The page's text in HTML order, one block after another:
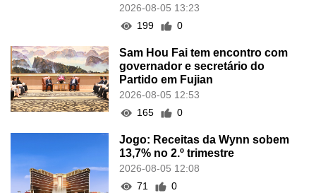
2026-08-05 13:23
199
0
Sam Hou Fai tem encontro com
governador e secretário do
Partido em Fujian
2026-08-05 12:53
165
0
Jogo: Receitas da Wynn sobem
13,7% no 2.º trimestre
2026-08-05 12:08
71
0